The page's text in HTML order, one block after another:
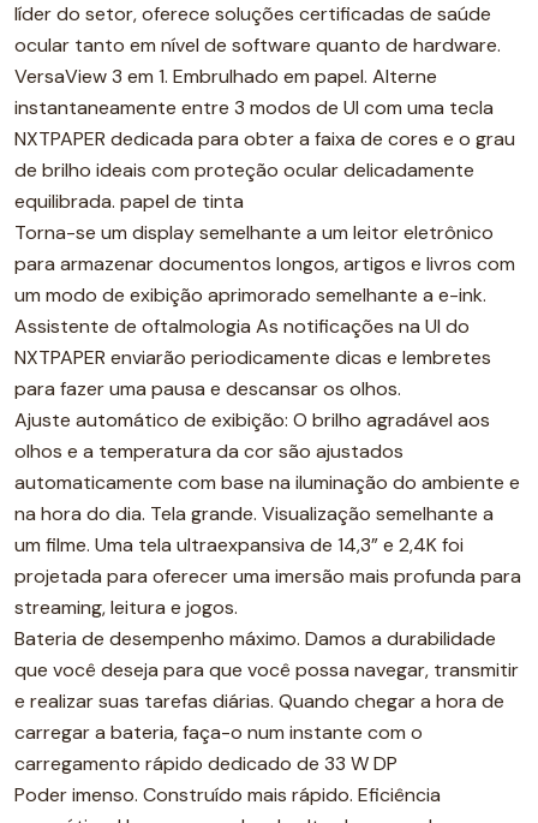
líder do setor, oferece soluções certificadas de saúde
ocular tanto em nível de software quanto de hardware.
VersaView 3 em 1. Embrulhado em papel. Alterne
instantaneamente entre 3 modos de UI com uma tecla
NXTPAPER dedicada para obter a faixa de cores e o grau
de brilho ideais com proteção ocular delicadamente
equilibrada. papel de tinta
Torna-se um display semelhante a um leitor eletrônico
para armazenar documentos longos, artigos e livros com
um modo de exibição aprimorado semelhante a e-ink.
Assistente de oftalmologia As notificações na UI do
NXTPAPER enviarão periodicamente dicas e lembretes
para fazer uma pausa e descansar os olhos.
Ajuste automático de exibição: O brilho agradável aos
olhos e a temperatura da cor são ajustados
automaticamente com base na iluminação do ambiente e
na hora do dia. Tela grande. Visualização semelhante a
um filme. Uma tela ultraexpansiva de 14,3” e 2,4K foi
projetada para oferecer uma imersão mais profunda para
streaming, leitura e jogos.
Bateria de desempenho máximo. Damos a durabilidade
que você deseja para que você possa navegar, transmitir
e realizar suas tarefas diárias. Quando chegar a hora de
carregar a bateria, faça-o num instante com o
carregamento rápido dedicado de 33 W DP
Poder imenso. Construído mais rápido. Eficiência